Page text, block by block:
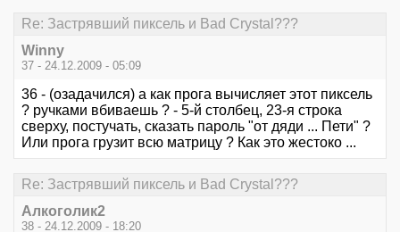
Re: Застрявший пиксель и Bad Crystal???
Winny
37 - 24.12.2009 - 05:09
36 - (озадачился) а как прога вычисляет этот пиксель
? ручками вбиваешь ? - 5-й столбец, 23-я строка
сверху, постучать, сказать пароль "от дяди ... Пети" ?
Или прога грузит всю матрицу ? Как это жестоко ...
Re: Застрявший пиксель и Bad Crystal???
Алкоголик2
38 - 24.12.2009 - 18:20